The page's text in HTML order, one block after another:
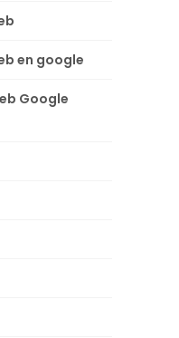
en google
Google